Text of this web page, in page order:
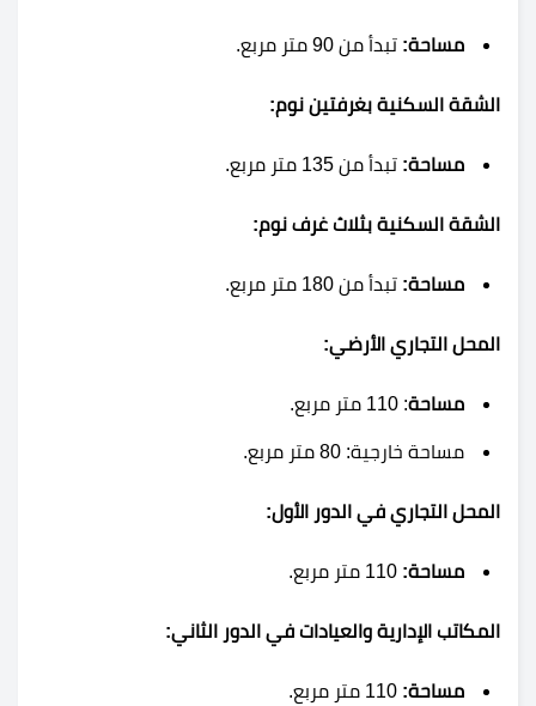
مساحة: تبدأ من 90 متر مربع.
الشقة السكنية بغرفتين نوم:
مساحة: تبدأ من 135 متر مربع.
الشقة السكنية بثلاث غرف نوم:
مساحة: تبدأ من 180 متر مربع.
المحل التجاري الأرضي:
مساحة: 110 متر مربع.
مساحة خارجية: 80 متر مربع.
المحل التجاري في الدور الأول:
مساحة:
المكاتب الإدارية والعيادات في الدور الثاني:
مساحة: